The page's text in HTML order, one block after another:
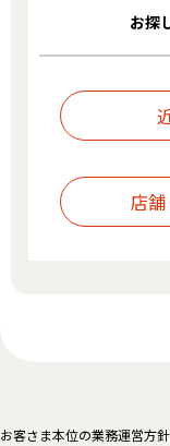
お探
お客さま本位の業務運営方針